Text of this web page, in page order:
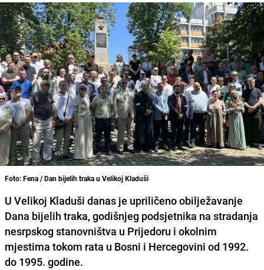
Foto: Fena / Dan bijelih traka u Velikoj Kladuši
U Velikoj Kladuši danas je upriličeno obilježavanje
Dana bijelih traka, godišnjeg podsjetnika na stradanja
nesrpskog stanovništva u Prijedoru i okolnim
mjestima tokom rata u Bosni i Hercegovini od 1992.
do 1995. godine.